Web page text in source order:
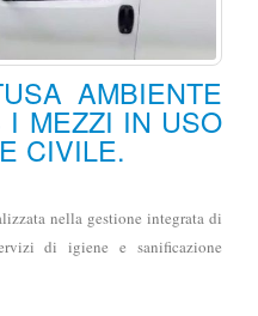
AMBIENTE
I MEZZI IN USO
CIVILE.
nella gestione integrata di
di igiene e sanificazione